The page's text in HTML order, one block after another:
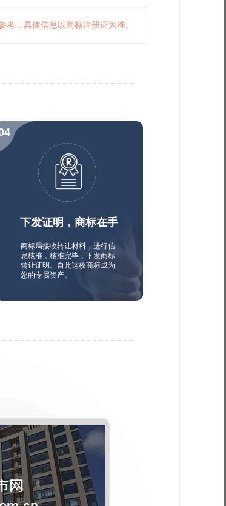
考，具体信息以商标注册证为准。
下发证明，商标在手
商标局接收转让材料，进行信
息核准，核准完毕，下发商标
转让证明。自此这枚商标成为
您的专属资产。